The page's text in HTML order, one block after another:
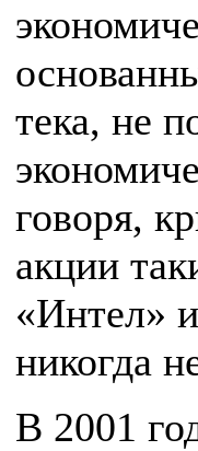
тека, не
говоря,
акции
«Интел»
никогда
В 2001